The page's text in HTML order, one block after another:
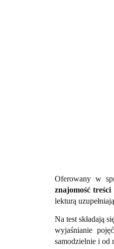
Oferowany w
znajomość
lekturą
Na test składają
wyjaśnianie
samodzielnie i od